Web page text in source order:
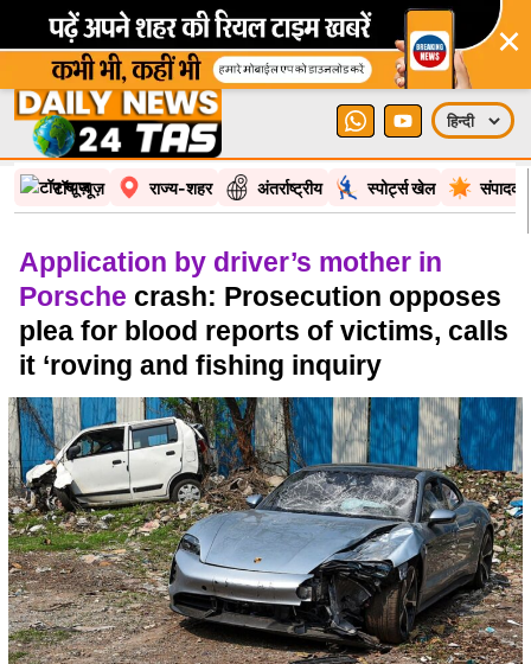
×
टॉप न्यूज़ राज्य-शहर अंतर्राष्ट्रीय स्पोर्ट्स खेल
Application by driver’s mother in
Porsche crash: Prosecution opposes
plea for blood reports of victims, calls
it ‘roving and fishing inquiry